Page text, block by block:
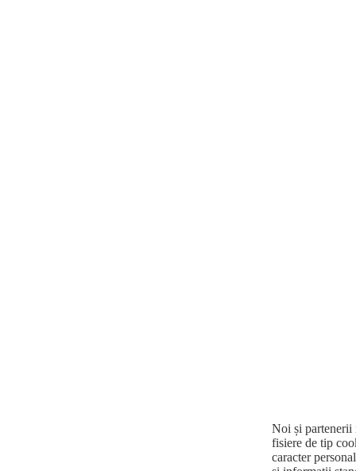
Noi și partenerii
fisiere de tip
caracter